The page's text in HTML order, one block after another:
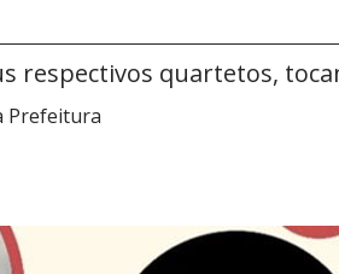
respectivos quartetos,
Prefeitura